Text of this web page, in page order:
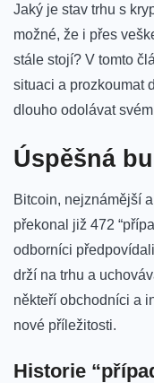
Jaký je stav⁢ trhu s
možné, že ⁣i přes
stále ​stojí? V tomto
situaci a prozkoumat‍
dlouho ‌odolávat
Úspěšná
Bitcoin, ​nejznámější
překonal ‍již⁢ 472
odborníci
‍drží na trhu a
někteří obchodníci a
nové příležitosti.
Historie